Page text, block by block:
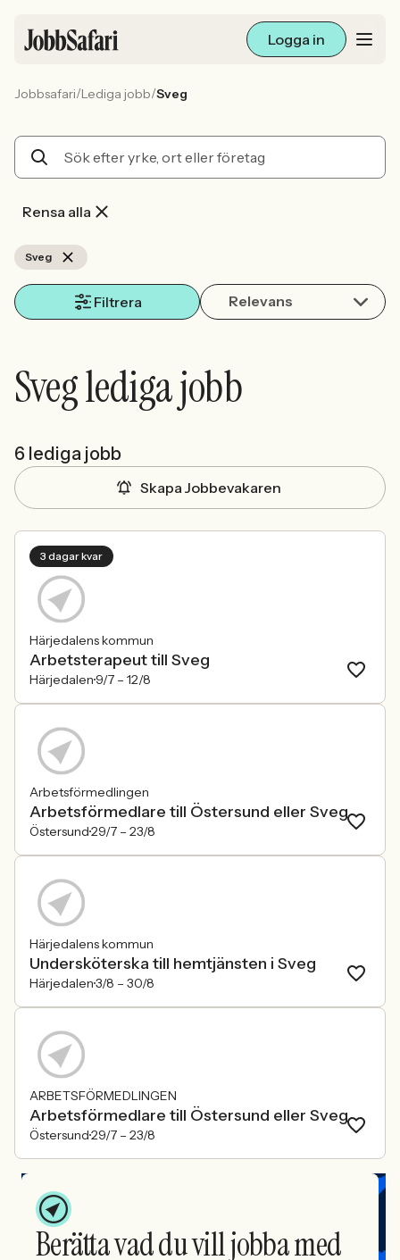
Logga in
Arbetsliv och karriär
Sök med AI
Jobbsafari/Lediga jobb/Sveg
Rensa alla
Sveg
Filtrera Relevans
Sveg lediga jobb
6 lediga jobb
Skapa Jobbevakaren
3 dagar kvar
Härjedalens kommun
Arbetsterapeut till Sveg
Härjedalen 9/7 – 12/8
Arbetsförmedlingen
Arbetsförmedlare till Östersund eller Sveg
Östersund29/7 – 23/8
Härjedalens kommun
Undersköterska till hemtjänsten i Sveg
Härjedalen3/8 – 30/8
ARBETSFÖRMEDLINGEN
Arbetsförmedlare till Östersund eller Sveg
Östersund29/7 – 23/8
Berätta vad du vill jobba med